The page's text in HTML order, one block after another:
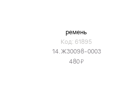
ремень
Код: 61895
14.Ж30098-0003
480Я